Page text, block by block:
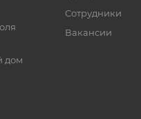
дом
Сотрудники
Вакансии